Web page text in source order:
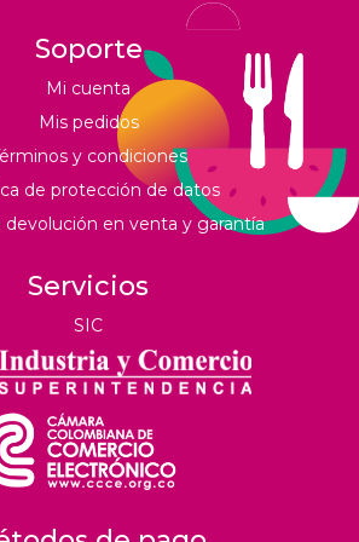
Soporte
Mi cuenta
Mis pedidos
y condiciones
de protección de datos
devolución en venta y garantía
Servicios
SIC